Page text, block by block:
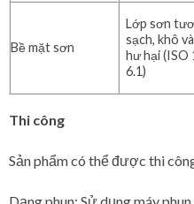
Bề mặt sơn
Lớp sơn
sạch, khô
hư hại (ISO
6.1)
Thi công
Sản phẩm có thể được thi